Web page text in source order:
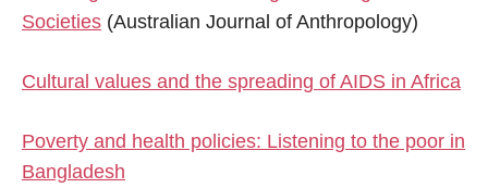
Societies (Australian Journal of Anthropology)
Cultural values and the spreading of AIDS in Africa
Poverty and health policies: Listening to the poor in
Bangladesh